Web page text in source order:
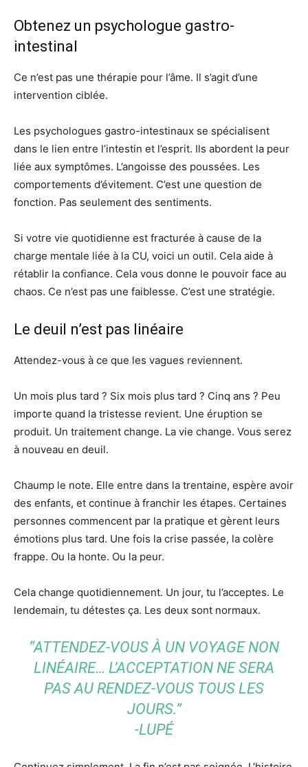
Obtenez un psychologue gastro-
intestinal
Ce n’est pas une thérapie pour l’âme. Il s’agit d’une
intervention ciblée.
Les psychologues gastro-intestinaux se spécialisent
dans le lien entre l’intestin et l’esprit. Ils abordent la peur
liée aux symptômes. L’angoisse des poussées. Les
comportements d’évitement. C’est une question de
fonction. Pas seulement des sentiments.
Si votre vie quotidienne est fracturée à cause de la
charge mentale liée à la CU, voici un outil. Cela aide à
rétablir la confiance. Cela vous donne le pouvoir face au
chaos. Ce n’est pas une faiblesse. C’est une stratégie.
Le deuil n’est pas linéaire
Attendez-vous à ce que les vagues reviennent.
Un mois plus tard ? Six mois plus tard ? Cinq ans ? Peu
importe quand la tristesse revient. Une éruption se
produit. Un traitement change. La vie change. Vous serez
à nouveau en deuil.
Chaump le note. Elle entre dans la trentaine, espère avoir
des enfants, et continue à franchir les étapes. Certaines
personnes commencent par la pratique et gèrent leurs
émotions plus tard. Une fois la crise passée, la colère
frappe. Ou la honte. Ou la peur.
Cela change quotidiennement. Un jour, tu l’acceptes. Le
lendemain, tu détestes ça. Les deux sont normaux.
“ATTENDEZ-VOUS À UN VOYAGE NON
LINÉAIRE… L’ACCEPTATION NE SERA
PAS AU RENDEZ-VOUS TOUS LES
JOURS.”
-LUPÉ